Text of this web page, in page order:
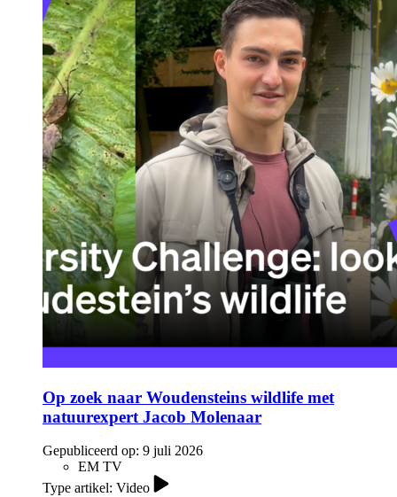
Op zoek naar Woudensteins wildlife met
natuurexpert Jacob Molenaar
Gepubliceerd op: 9 juli 2026
EM TV
Type artikel: Video